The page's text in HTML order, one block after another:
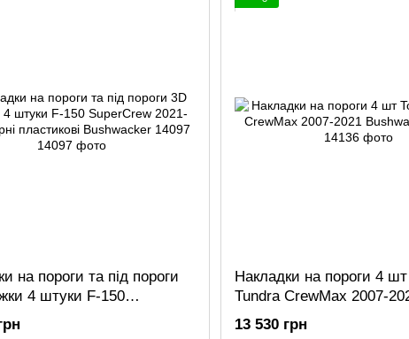
на пороги та під пороги
4 штуки F-150
2021-2026 чорні
Bushwacker 14097
Накладки на пороги 4
Tundra CrewMax 2007-
Bushwacker 14136
13 530 грн